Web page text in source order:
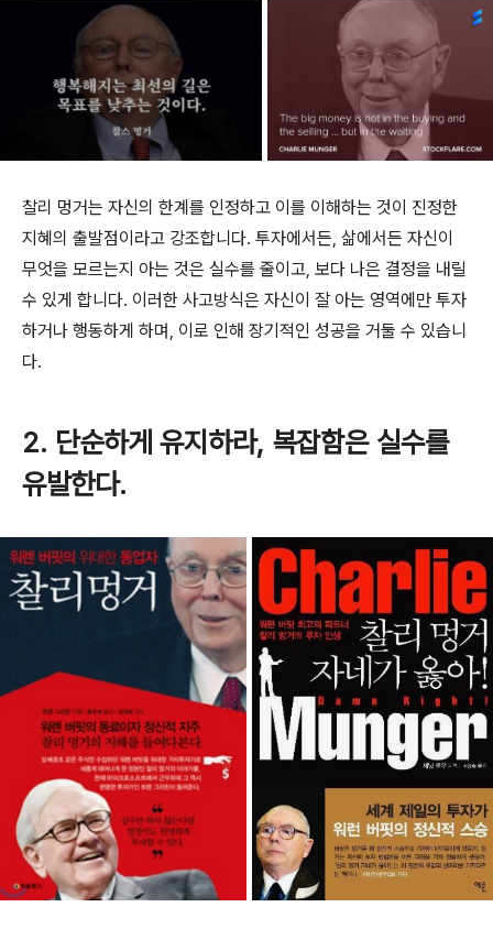
찰리 멍거는 자신의 한계를 인정하고 이를 이해하는 것이 진정한
지혜의 출발점이라고 강조합니다. 투자에서든, 삶에서든 자신이
무엇을 모르는지 아는 것은 실수를 줄이고, 보다 나은 결정을 내릴
수 있게 합니다. 이러한 사고방식은 자신이 잘 아는 영역에만 투자
하거나 행동하게 하며, 이로 인해 장기적인 성공을 거둘 수 있습니
다.
2. 단순하게 유지하라, 복잡함은 실수를
유발한다.